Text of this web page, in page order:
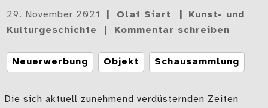
Gepostet
am
29. November 2021 Olaf Siart
Kunst- und
Kulturgeschichte
Kommentar schreiben
Tags
Neuerwerbung Objekt Schausammlung
Die sich aktuell zunehmend verdüsternden Zeiten